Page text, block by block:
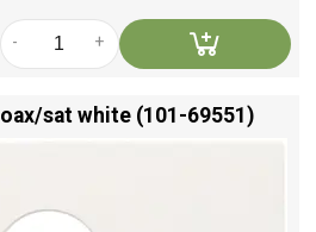
+
-
sat white (101-69551)